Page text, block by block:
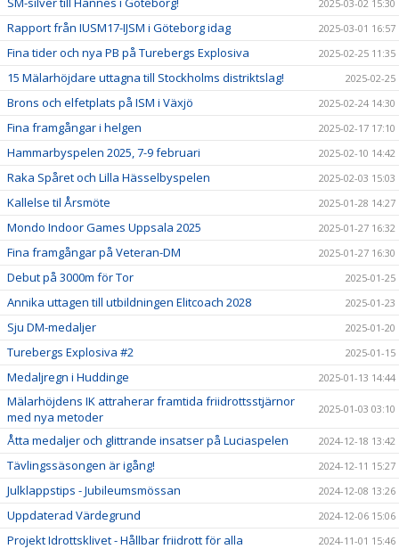
2025-03-02 15:30
Rapport från IUSM17-IJSM i Göteborg idag 2025-03-01 16:57
Fina tider och nya PB på Turebergs Explosiva 2025-02-25 11:35
15 Mälarhöjdare uttagna till Stockholms distriktslag! 2025-02-25
Brons och elfetplats på ISM i Växjö 2025-02-24 14:30
Fina framgångar i helgen 2025-02-17 17:10
Hammarbyspelen 2025, 7-9 februari 2025-02-10 14:42
Raka Spåret och Lilla Hässelbyspelen 2025-02-03 15:03
Kallelse til Årsmöte 2025-01-28 14:27
Mondo Indoor Games Uppsala 2025 2025-01-27 16:32
Fina framgångar på Veteran-DM 2025-01-27 16:30
Debut på 3000m för Tor 2025-01-25
Annika uttagen till utbildningen Elitcoach 2028 2025-01-23
Sju DM-medaljer 2025-01-20
Turebergs Explosiva #2 2025-01-15
Medaljregn i Huddinge 2025-01-13 14:44
Mälarhöjdens IK attraherar framtida friidrottsstjärnor
med nya metoder
2025-01-03 03:10
Åtta medaljer och glittrande insatser på Luciaspelen 2024-12-18 13:42
Tävlingssäsongen är igång! 2024-12-11 15:27
Julklappstips - Jubileumsmössan 2024-12-08 13:26
Uppdaterad Värdegrund 2024-12-06 15:06
Projekt Idrottsklivet - Hållbar friidrott för alla 2024-11-01 15:46